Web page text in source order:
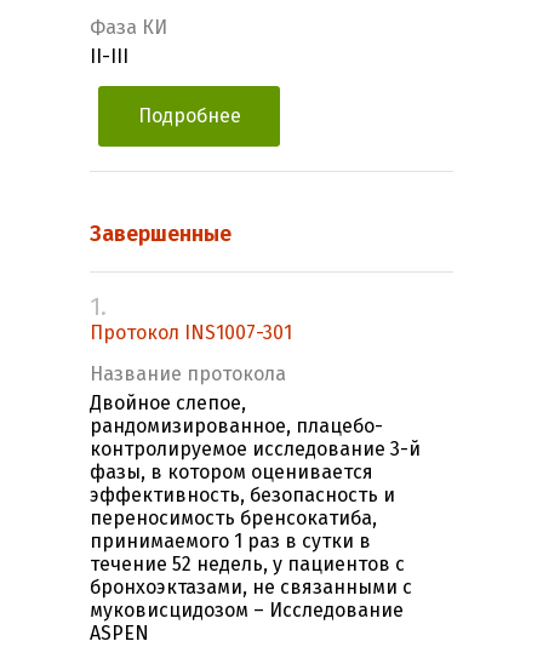
Фаза КИ
II-III
Подробнее
Завершенные
1.
Протокол INS1007-301
Название протокола
Двойное слепое,
рандомизированное, плацебо-
контролируемое исследование 3-й
фазы, в котором оценивается
эффективность, безопасность и
переносимость бренсокатиба,
принимаемого 1 раз в сутки в
течение 52 недель, у пациентов с
бронхоэктазами, не связанными с
муковисцидозом – Исследование
ASPEN